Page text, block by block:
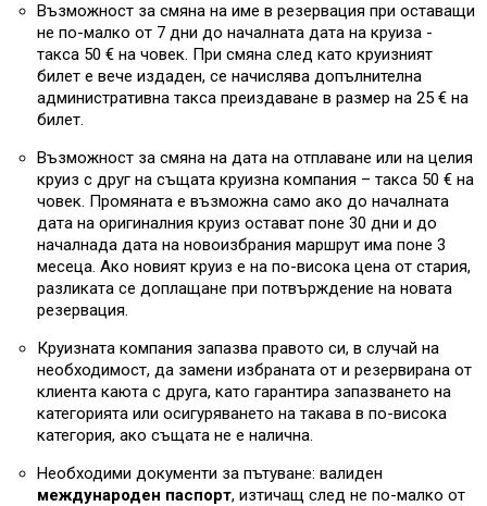
Възможност за смяна на име в резервация при оставащи
не по-малко от 7 дни до началната дата на круиза -
такса 50 € на човек. При смяна след като круизният
билет е вече издаден, се начислява допълнителна
административна такса преиздаване в размер на 25 € на
билет.
Възможност за смяна на дата на отплаване или на целия
круиз с друг на същата круизна компания – такса 50 € на
човек. Промяната е възможна само ако до началната
дата на оригиналния круиз остават поне 30 дни и до
началнада дата на новоизбрания маршрут има поне 3
месеца. Ако новият круиз е на по-висока цена от стария,
разликата се доплащане при потвърждение на новата
резервация.
Круизната компания запазва правото си, в случай на
необходимост, да замени избраната от и резервирана от
клиента каюта с друга, като гарантира запазването на
категорията или осигуряването на такава в по-висока
категория, ако същата не е налична.
Необходими документи за пътуване: валиден
международен паспорт, изтичащ след не по-малко от